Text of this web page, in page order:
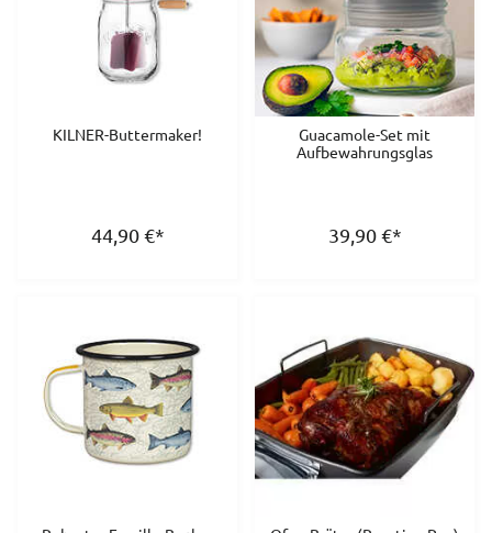
KILNER-Buttermaker!
44,90€*
Guacamole-Set mit
Aufbewahrungsglas
39,90€*